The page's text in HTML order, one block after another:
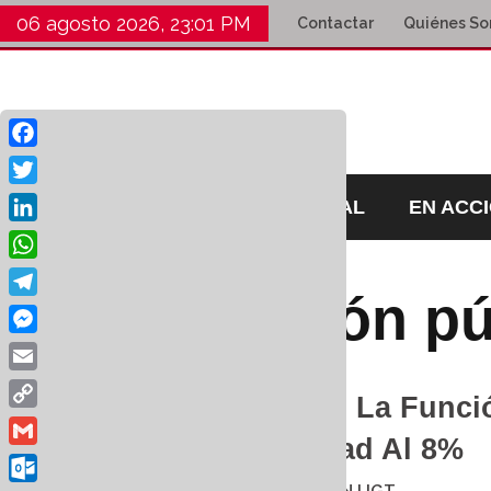
06 agosto 2026, 23:01 PM Contactar Quiénes
EDITORIAL EN
Función
Acuerdo En La
Temporalidad Al 8%
Facebook
Twitter
LinkedIn
WhatsApp
Telegram
Messenger
Email
Copy
Link
Gmail